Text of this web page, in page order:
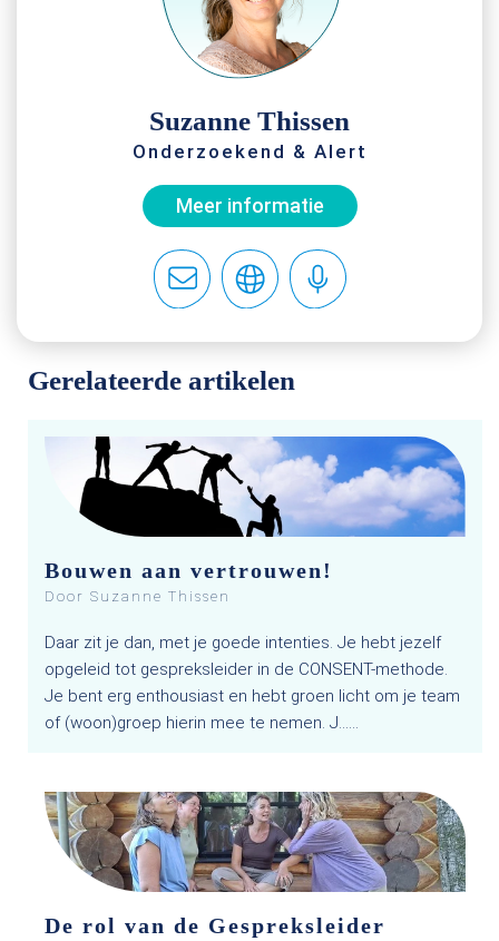
Suzanne Thissen
Onderzoekend & Alert
Meer informatie
Gerelateerde artikelen
Bouwen aan vertrouwen!
Door Suzanne Thissen
Daar zit je dan, met je goede intenties. Je hebt jezelf
opgeleid tot gespreksleider in de CONSENT-methode.
Je bent erg enthousiast en hebt groen licht om je team
of (woon)groep hierin mee te nemen. J…...
De rol van de Gespreksleider